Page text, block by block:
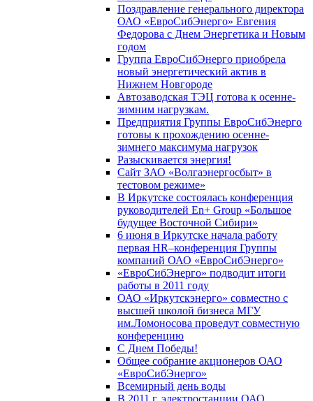
Поздравление генерального директора
ОАО «ЕвроСибЭнерго» Евгения
Федорова с Днем Энергетика и Новым
годом
Группа ЕвроСибЭнерго приобрела
новый энергетический актив в
Нижнем Новгороде
Автозаводская ТЭЦ готова к осенне-
зимним нагрузкам.
Предприятия Группы ЕвроСибЭнерго
готовы к прохождению осенне-
зимнего максимума нагрузок
Разыскивается энергия!
Сайт ЗАО «Волгаэнергосбыт» в
тестовом режиме»
В Иркутске состоялась конференция
руководителей En+ Group «Большое
будущее Восточной Сибири»
6 июня в Иркутске начала работу
первая HR–конференция Группы
компаний ОАО «ЕвроСибЭнерго»
«ЕвроСибЭнерго» подводит итоги
работы в 2011 году
ОАО «Иркутскэнерго» совместно с
высшей школой бизнеса МГУ
им.Ломоносова проведут совместную
конференцию
С Днем Победы!
Общее собрание акционеров ОАО
«ЕвроСибЭнерго»
Всемирный день воды